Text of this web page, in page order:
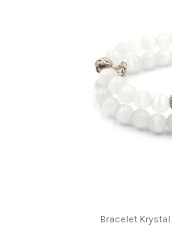
Bracelet